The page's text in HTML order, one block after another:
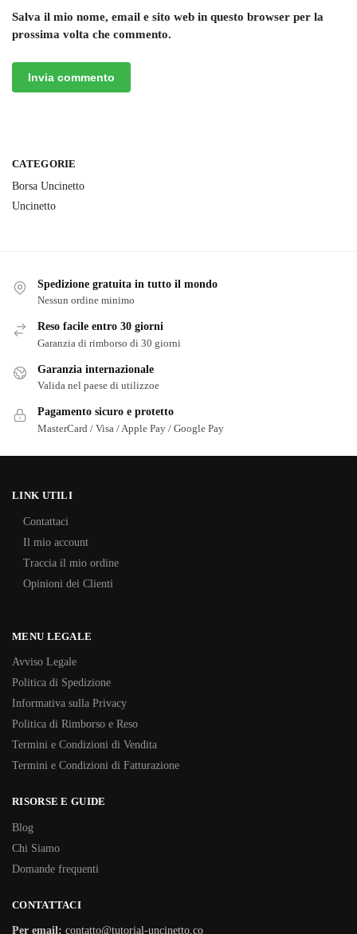
Salva il mio nome, email e sito web in questo browser per la
prossima volta che commento.
CATEGORIE
Borsa Uncinetto
Uncinetto
Spedizione gratuita in tutto il mondo
Nessun ordine minimo
Reso facile entro 30 giorni
Garanzia di rimborso di 30 giorni
Garanzia internazionale
Valida nel paese di utilizzoe
Pagamento sicuro e protetto
MasterCard / Visa / Apple Pay / Google Pay
LINK UTILI
Contattaci
Il mio account
Traccia il mio ordine
Opinioni dei Clienti
MENU LEGALE
Avviso Legale
Politica di Spedizione
Informativa sulla Privacy
Politica di Rimborso e Reso
Termini e Condizioni di Vendita
Termini e Condizioni di Fatturazione
RISORSE E GUIDE
Blog
Chi Siamo
Domande frequenti
CONTATTACI
Per email: contatto@tutorial-uncinetto.co